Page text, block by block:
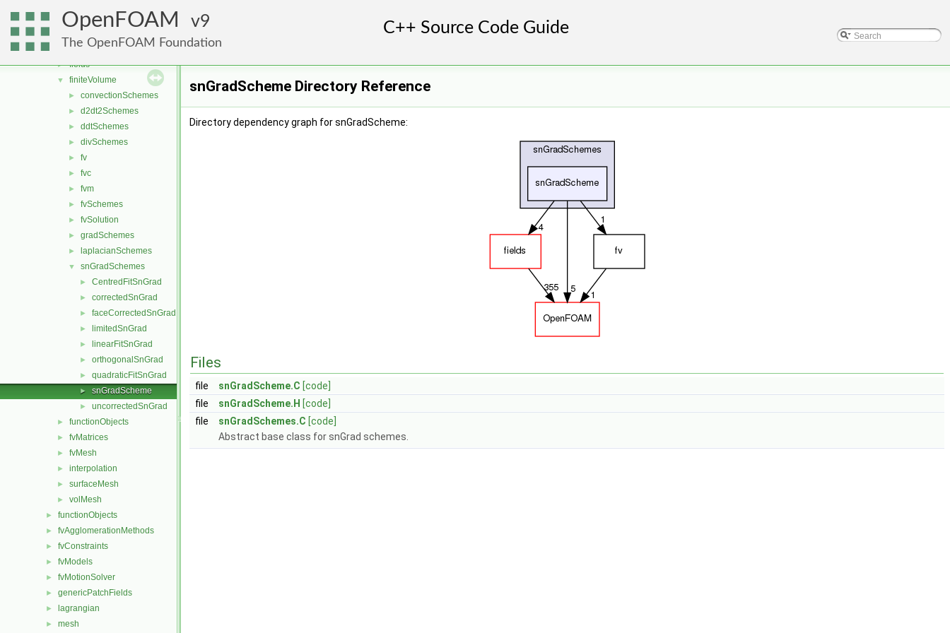
OpenFOAM 9
The OpenFOAM Foundation
fileFormats
▼ finiteVolume
cfdTools
► fields
▼ finiteVolume
► convectionSchemes
► d2dt2Schemes
► ddtSchemes
► divSchemes
► fv
► fvc
► fvm
► fvSchemes
► fvSolution
► gradSchemes
► laplacianSchemes
▼ snGradSchemes
► CentredFitSnGrad
► correctedSnGrad
► faceCorrectedSnGrad
► limitedSnGrad
► linearFitSnGrad
► orthogonalSnGrad
► quadraticFitSnGrad
► snGradScheme
► uncorrectedSnGrad
► functionObjects
► fvMatrices
► fvMesh
► interpolation
► surfaceMesh
► volMesh
► functionObjects
► fvAgglomerationMethods
► fvConstraints
► fvModels
► fvMotionSolver
► genericPatchFields
► lagrangian
► mesh
snGradScheme Directory Reference
Directory dependency graph for snGradScheme:
Files
file snGradScheme.C [code]
file
snGradScheme.H [code]
file
snGradSchemes.C [code]
Abstract base class for snGrad schemes.